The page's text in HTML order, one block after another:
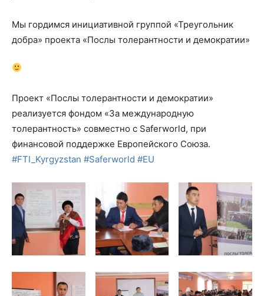
Мы гордимся инициативной группой «Треугольник
добра» проекта «Послы толерантности и демократии»
Проект «Послы толерантности и демократии»
реализуется фондом «За международную
толерантность» совместно с Saferworld, при
финансовой поддержке Европейского Союза.
#FTI_Kyrgyzstan #Saferworld #EU